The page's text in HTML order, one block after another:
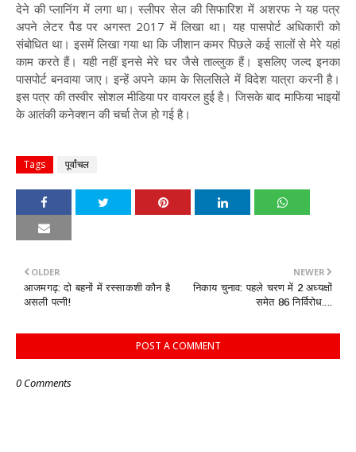
देने की प्लानिंग में लगा था। स्लीपर सेल की सिफारिश में अशरफ ने यह पत्र
अपने लेटर पैड पर अगस्त 2017 में लिखा था। यह पासपोर्ट अधिकारी को
संबोधित था। इसमें लिखा गया था कि जीशान कमर पिछले कई सालों से मेरे यहां
काम करते हैं। यही नहीं इनसे मेरे घर जैसे ताल्लुक हैं। इसलिए जल्द इनका
पासपोर्ट बनवाया जाए। इन्हें अपने काम के सिलसिले में विदेश यात्रा करनी है।
इस पत्र की तस्वीर सोशल मीडिया पर वायरल हुई है। जिसके बाद माफिया भाइयों
के आतंकी कनेक्शन की चर्चा तेज हो गई है।
Tags पूर्वांचल
NEWER
निकाय चुनाव: पहले चरण में 2 अध्यक्षों
समेत 86 निर्विरोध....
OLDER
आजमगढ़: दो बहनों में रस्साकशी कौन है
असली पत्नी!
POST A COMMENT
0 Comments